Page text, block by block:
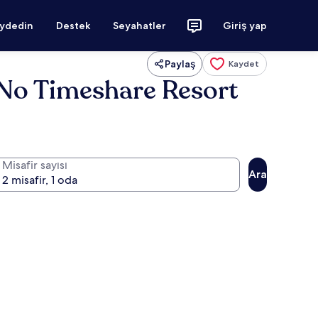
Destek Seyahatler Giriş yap
Paylaş Kaydet
Timeshare Resort
Misafir sayısı
Ara